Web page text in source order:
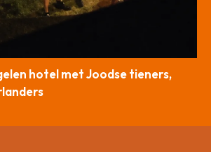
hotel met Joodse tieners,